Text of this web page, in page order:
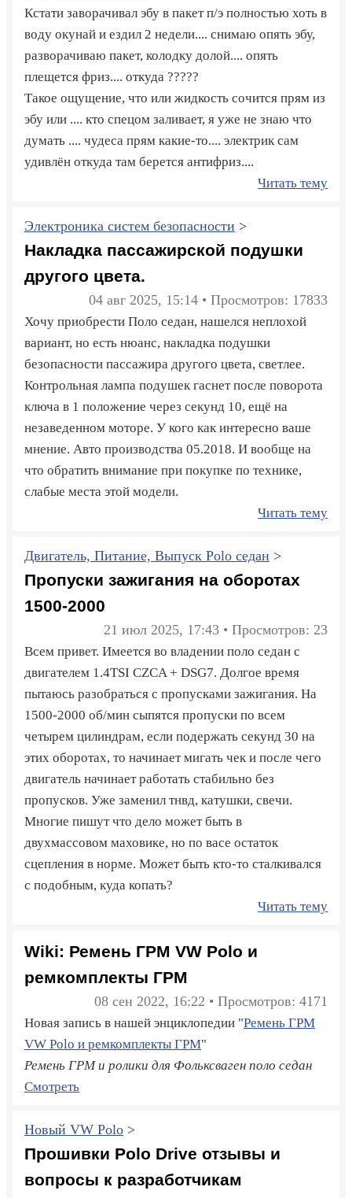
Кстати заворачивал эбу в пакет п/э полностью хоть в
воду окунай и ездил 2 недели.... снимаю опять эбу,
разворачиваю пакет, колодку долой.... опять
плещется фриз.... откуда ?????
Такое ощущение, что или жидкость сочится прям из
эбу или .... кто спецом заливает, я уже не знаю что
думать .... чудеса прям какие-то.... электрик сам
удивлён откуда там берется антифриз....
Читать тему
Электроника систем безопасности >
Накладка пассажирской подушки
другого цвета.
04 авг 2025, 15:14 • Просмотров: 17833
Хочу приобрести Поло седан, нашелся неплохой
вариант, но есть нюанс, накладка подушки
безопасности пассажира другого цвета, светлее.
Контрольная лампа подушек гаснет после поворота
ключа в 1 положение через секунд 10, ещё на
незаведенном моторе. У кого как интересно ваше
мнение. Авто производства 05.2018. И вообще на
что обратить внимание при покупке по технике,
слабые места этой модели.
Читать тему
Двигатель, Питание, Выпуск Polo седан >
Пропуски зажигания на оборотах
1500-2000
21 июл 2025, 17:43 • Просмотров: 23
Всем привет. Имеется во владении поло седан с
двигателем 1.4TSI CZCA + DSG7. Долгое время
пытаюсь разобраться с пропусками зажигания. На
1500-2000 об/мин сыпятся пропуски по всем
четырем цилиндрам, если подержать секунд 30 на
этих оборотах, то начинает мигать чек и после чего
двигатель начинает работать стабильно без
пропусков. Уже заменил тнвд, катушки, свечи.
Многие пишут что дело может быть в
двухмассовом маховике, но по васе остаток
сцепления в норме. Может быть кто-то сталкивался
с подобным, куда копать?
Читать тему
Wiki: Ремень ГРМ VW Polo и
ремкомплекты ГРМ
08 сен 2022, 16:22 • Просмотров: 4171
Новая запись в нашей энциклопедии "Ремень ГРМ
VW Polo и ремкомплекты ГРМ"
Ремень ГРМ и ролики для Фольксваген поло седан
Смотреть
Новый VW Polo >
Прошивки Polo Drive отзывы и
вопросы к разработчикам